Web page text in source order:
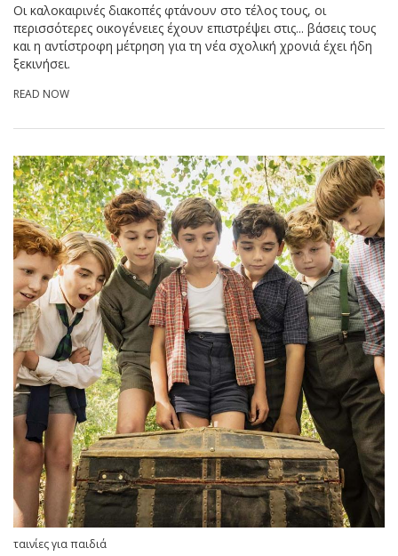
Οι καλοκαιρινές διακοπές φτάνουν στο τέλος τους, οι
περισσότερες οικογένειες έχουν επιστρέψει στις... βάσεις τους
και η αντίστροφη μέτρηση για τη νέα σχολική χρονιά έχει ήδη
ξεκινήσει.
READ NOW
ταινίες για παιδιά